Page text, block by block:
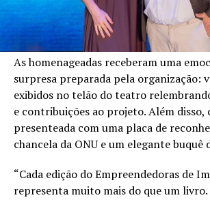
As homenageadas receberam uma
surpresa preparada pela organização:
exibidos no telão do teatro
e contribuições ao projeto. Além disso,
presenteada com uma placa de
chancela da ONU e um elegante buquê
“Cada edição do Empreendedoras de
representa muito mais do que um